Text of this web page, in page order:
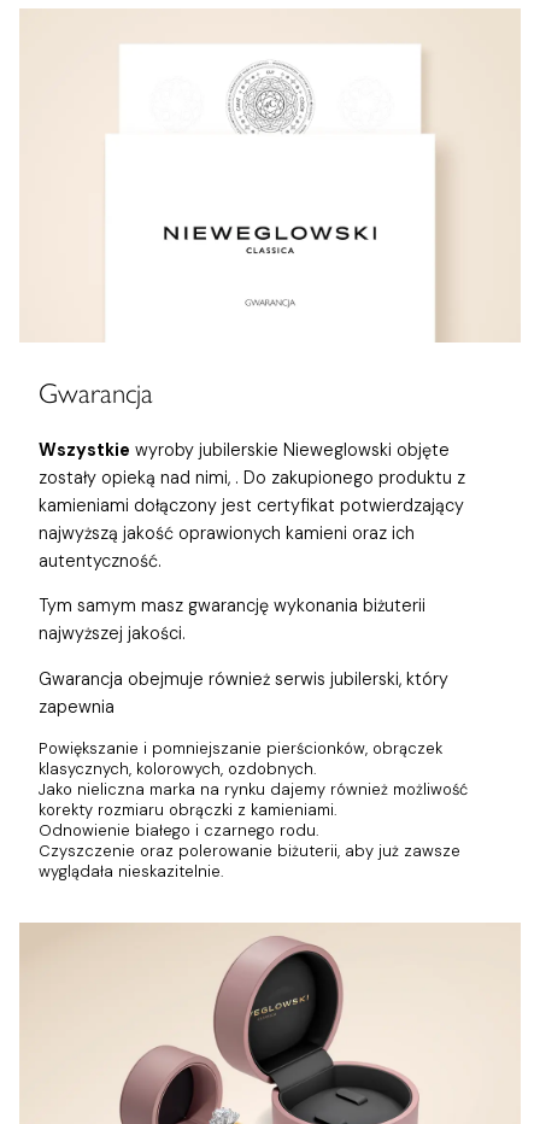
Gwarancja
Wszystkie wyroby jubilerskie Nieweglowski objęte
zostały opieką nad nimi, . Do zakupionego produktu z
kamieniami dołączony jest certyfikat potwierdzający
najwyższą jakość oprawionych kamieni oraz ich
autentyczność.
Tym samym masz gwarancję wykonania biżuterii
najwyższej jakości.
Gwarancja obejmuje również serwis jubilerski, który
zapewnia
Powiększanie i pomniejszanie pierścionków, obrączek
klasycznych, kolorowych, ozdobnych.
Jako nieliczna marka na rynku dajemy również możliwość
korekty rozmiaru obrączki z kamieniami.
Odnowienie białego i czarnego rodu.
Czyszczenie oraz polerowanie biżuterii, aby już zawsze
wyglądała nieskazitelnie.